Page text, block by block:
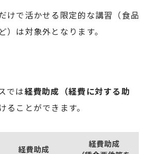
けで活かせる限定的な講習（食品
）は対象外となります。
では経費助成（経費に対する助
ることができます。
経費助成
経費助成